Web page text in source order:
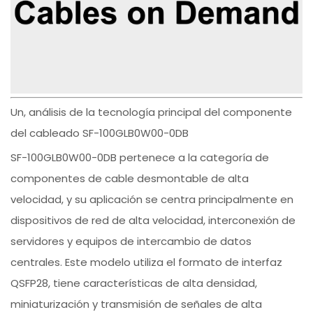
Un, análisis de la tecnología principal del componente
del cableado SF-100GLB0W00-0DB
SF-100GLB0W00-0DB pertenece a la categoría de
componentes de cable desmontable de alta
velocidad, y su aplicación se centra principalmente en
dispositivos de red de alta velocidad, interconexión de
servidores y equipos de intercambio de datos
centrales. Este modelo utiliza el formato de interfaz
QSFP28, tiene características de alta densidad,
miniaturización y transmisión de señales de alta